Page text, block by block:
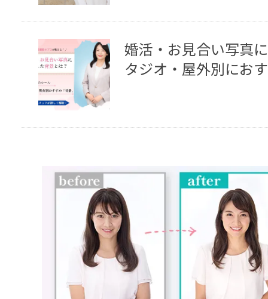
婚活・お見合い写真
タジオ・屋外別にお